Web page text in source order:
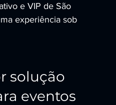
e VIP de São
experiência sob
solução
eventos